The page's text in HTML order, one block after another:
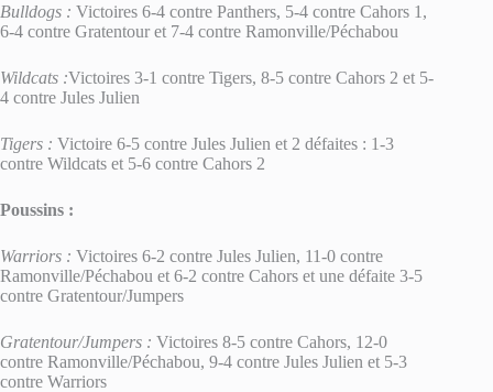
Bulldogs : Victoires 6-4 contre Panthers, 5-4 contre Cahors 1,
6-4 contre Gratentour et 7-4 contre Ramonville/Péchabou
Wildcats :Victoires 3-1 contre Tigers, 8-5 contre Cahors 2 et 5-
4 contre Jules Julien
Tigers : Victoire 6-5 contre Jules Julien et 2 défaites : 1-3
contre Wildcats et 5-6 contre Cahors 2
Poussins :
Warriors : Victoires 6-2 contre Jules Julien, 11-0 contre
Ramonville/Péchabou et 6-2 contre Cahors et une défaite 3-5
contre Gratentour/Jumpers
Gratentour/Jumpers : Victoires 8-5 contre Cahors, 12-0
contre Ramonville/Péchabou, 9-4 contre Jules Julien et 5-3
contre Warriors